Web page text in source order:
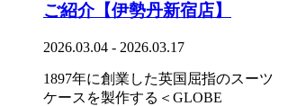
ご紹介【伊勢丹新宿店】
2026.03.04 - 2026.03.17
1897年に創業した英国屈指のスーツ
ケースを製作する＜GLOBE